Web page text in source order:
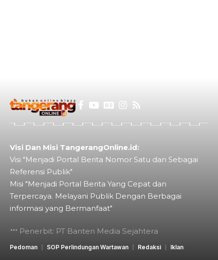
Visi Dan Misi TangerangOnline.id:
Visi "Menjadi Portal Berita Nomor Satu dan Sebagai
Referensi Publik"
Misi "Menjadi Portal Berita Yang Cepat dan
Terpercaya. Melayani Publik Dengan Berbagai
informasi yang Bermanfaat"
Penerbit: PT Banten Media Sejahtera
Pedoman SOP Perlindungan Wartawan Redaksi Iklan